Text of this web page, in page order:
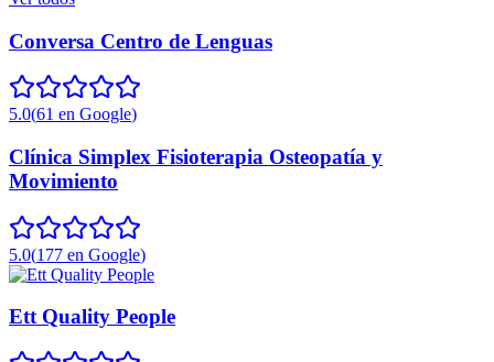
Conversa Centro de Lenguas
5.0(61 en Google)
Clínica Simplex Fisioterapia Osteopatía y
Movimiento
5.0(177 en Google)
Ett Quality People